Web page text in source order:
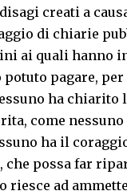
creati a
di chiarie
ai quali hanno
pagare,
ha
come
ha il
possa far
riesce ad